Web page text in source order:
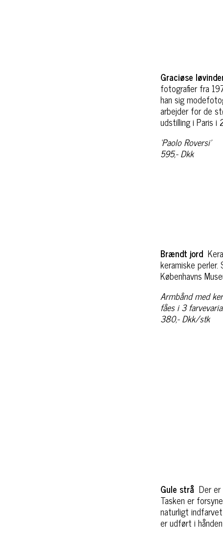
Graciøse
fotografier fra
han sig
arbejder for de
udstilling i Paris
‘Paolo Roversi’
595,- Dkk
Brændt jord
keramiske
Københavns
Armbånd med
fåes i 3
380,- Dkk/stk
Gule strå Der
Tasken er
naturligt
er udført i